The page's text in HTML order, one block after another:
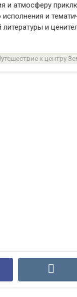
и атмосферу
и
и
к центру